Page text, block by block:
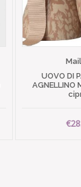
UOVO DI
AGNELLINO